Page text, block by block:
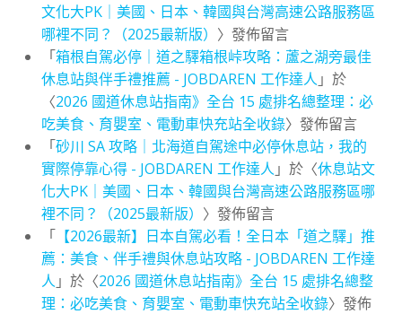
文化大PK｜美國、日本、韓國與台灣高速公路服務區
哪裡不同？（2025最新版） 〉發佈留言
「箱根自駕必停｜道之驛箱根峠攻略：蘆之湖旁最佳
休息站與伴手禮推薦 - JOBDAREN 工作達人 」於
〈2026 國道休息站指南》全台 15 處排名總整理：必
吃美食、育嬰室、電動車快充站全收錄〉發佈留言
「砂川 SA 攻略｜北海道自駕途中必停休息站，我的
實際停靠心得 - JOBDAREN 工作達人 」於〈休息站文
化大PK｜美國、日本、韓國與台灣高速公路服務區哪
裡不同？（2025最新版） 〉發佈留言
「 【2026最新】日本自駕必看！全日本「道之驛」推
薦：美食、伴手禮與休息站攻略 - JOBDAREN 工作達
人 」於〈2026 國道休息站指南》全台 15 處排名總整
理：必吃美食、育嬰室、電動車快充站全收錄〉發佈